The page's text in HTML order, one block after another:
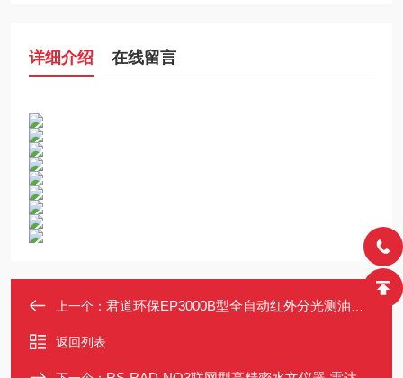
详细介绍 在线留言
上一个： 君道环保EP3000B型全自动红外分光测油仪 红外光度法
返回列表